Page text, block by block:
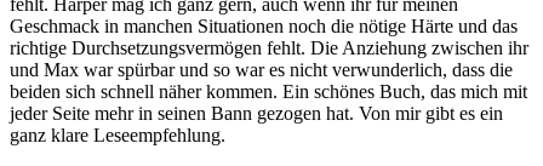
Geschmack in manchen Situationen noch die nötige Härte und das
richtige Durchsetzungsvermögen fehlt. Die Anziehung zwischen ihr
und Max war spürbar und so war es nicht verwunderlich, dass die
beiden sich schnell näher kommen. Ein schönes Buch, das mich mit
jeder Seite mehr in seinen Bann gezogen hat. Von mir gibt es ein
ganz klare Leseempfehlung.